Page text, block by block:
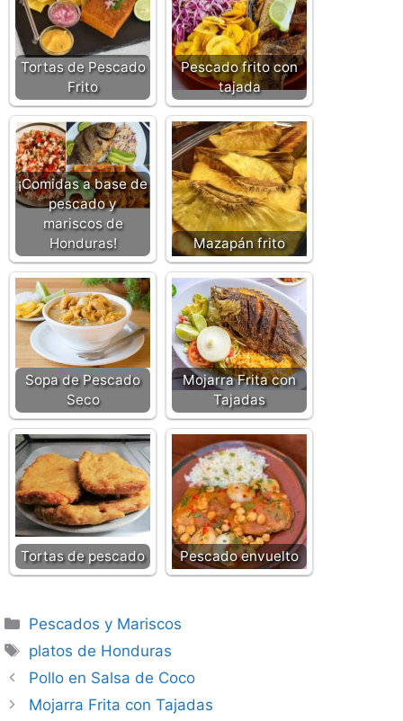
Tortas de Pescado
Frito
Pescado frito con
tajada
¡Comidas a base de
pescado y
mariscos de
Honduras!
Mazapán frito
Sopa de Pescado
Seco
Mojarra Frita con
Tajadas
Tortas de pescado Pescado envuelto
Categorías
Pescados y Mariscos
Etiquetas
platos de Honduras
Pollo en Salsa de Coco
Mojarra Frita con Tajadas